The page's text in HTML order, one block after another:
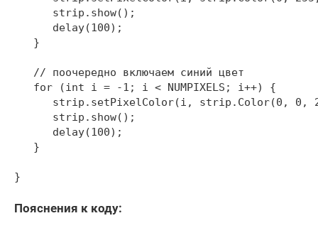
      strip.show();
      delay(100);
   }
   // поочередно включаем синий цвет
   for (int i = -1; i < NUMPIXELS; i++) {
strip.setPixelColor(i, strip.Color(0, 0,
      strip.show();
      delay(100);
   }
}
Пояснения к коду: